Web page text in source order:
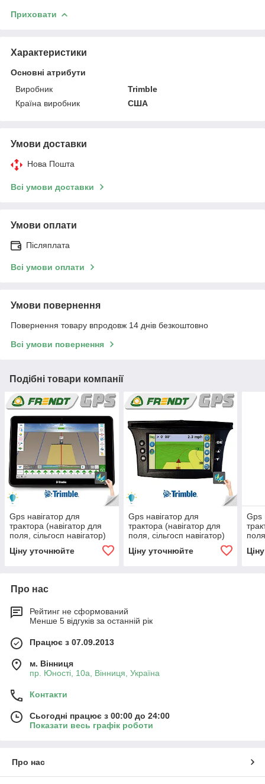
Приховати
Характеристики
Основні атрибути
Виробник
Trimble
Країна виробник
США
Умови доставки
Нова Пошта
Всі умови доставки
Умови оплати
Післяплата
Всі умови оплати
Умови повернення
Повернення товару впродовж 14 днів безкоштовно
Всі умови повернення
Подібні товари компанії
Gps навігатор для
трактора (навігатор для
поля, сільгосп навігатор)
Ціну уточнюйте
Gps навігатор для
трактора (навігатор для
поля, сільгосп навігатор)
Ціну уточнюйте
Gps
Про нас
Рейтинг не сформований
Менше 5 відгуків за останній рік
Працює з 07.09.2013
м. Вінниця
пр. Юності, 10a, Вінниця, Україна
Контакти
Сьогодні працює з 00:00 до 24:00
Показати весь графік роботи
Про нас